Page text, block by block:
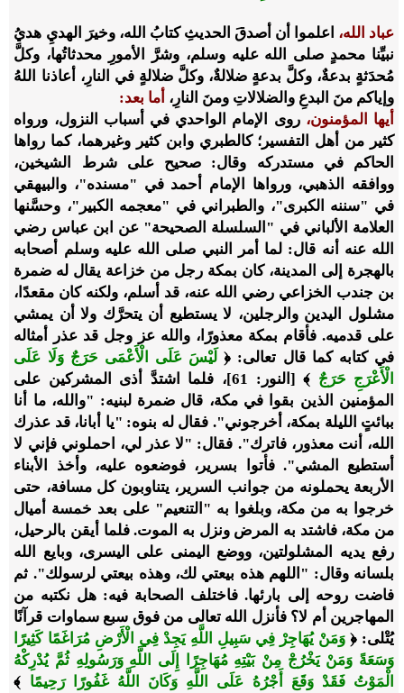
عباد الله، اعلموا أن أصدقَ الحديثِ كتابُ الله، وخيرَ الهديِ هديُ
نبيِّنا محمدٍ صلى الله عليه وسلم، وشرَّ الأمورِ محدثاتُها، وكلَّ
مُحدَثةٍ بدعةٌ، وكلَّ بدعةٍ ضلالةٌ، وكلَّ ضلالةٍ في النارِ، أعاذنا اللهُ
وإياكم منَ البدعِ والضلالاتِ ومنَ النارِ، أما بعد:
أيها المؤمنون،روى الإمام الواحدي في أسباب النزول، ورواه
كثير من أهل التفسير؛ كالطبري وابن كثير وغيرهما، كما رواها
الحاكم في مستدركه وقال: صحيح على شرط الشيخين،
ووافقه الذهبي، ورواها الإمام أحمد في "مسنده"، والبيهقي
في "سننه الكبرى"، والطبراني في "معجمه الكبير"، وحسَّنها
العلامة الألباني في "السلسلة الصحيحة" عن ابن عباس رضي
الله عنه أنه قال: لما أمر النبي صلى الله عليه وسلم أصحابه
بالهجرة إلى المدينة، كان بمكة رجل من خزاعة يقال له ضمرة
بن جندب الخزاعي رضي الله عنه، قد أسلم، ولكنه كان مقعدًا،
مشلول اليدين والرجلين، لا يستطيع أن يتحرَّك ولا أن يمشي
على قدميه. فأقام بمكة معذورًا، والله عز وجل قد عذر أمثاله
في كتابه كما قال تعالى: ﴿ لَيْسَ عَلَى الْأَعْمَى حَرَجٌ وَلَا عَلَى
الْأَعْرَجِ حَرَجٌ
﴾ [النور: 61]، فلما اشتدَّ أذى المشركين على
المؤمنين الذين بقوا في مكة، قال ضمرة لبنيه: "والله، ما أنا
ببائتٍ الليلة بمكة، أخرجوني". فقال له بنوه: "يا أبانا، قد عذرك
الله، أنت معذور، فاترك". فقال: "لا عذر لي، احملوني فإني لا
أستطيع المشي". فأتوا بسرير، فوضعوه عليه، وأخذ الأبناء
الأربعة يحملونه من جوانب السرير، يتناوبون كل مسافة، حتى
خرجوا به من مكة، وبلغوا به "التنعيم" على بعد خمسة أميال
من مكة، فاشتد به المرض ونزل به الموت. فلما أيقن بالرحيل،
رفع يديه المشلولتين، ووضع اليمنى على اليسرى، وبايع الله
بلسانه وقال: "اللهم هذه بيعتي لك، وهذه بيعتي لرسولك". ثم
فاضت روحه إلى بارئها. فاختلف الصحابة فيه: هل نكتبه من
المهاجرين أم لا؟ فأنزل الله تعالى من فوق سبع سماوات قرآنًا
يُتْلى: ﴿وَمَنْ يُهَاجِرْ فِي سَبِيلِ اللَّهِ يَجِدْ فِي الْأَرْضِ مُرَاغَمًا كَثِيرًا
وَسَعَةً وَمَنْ يَخْرُجْ مِنْ بَيْتِهِ مُهَاجِرًا إِلَى اللَّهِ وَرَسُولِهِ ثُمَّ يُدْرِكْهُ
الْمَوْتُ فَقَدْ وَقَعَ أَجْرُهُ عَلَى اللَّهِ وَكَانَ اللَّهُ غَفُورًا رَحِيمًا ﴾